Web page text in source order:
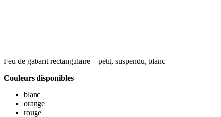
Feu de gabarit rectangulaire – petit, suspendu, blanc
Couleurs disponibles
blanc
orange
rouge